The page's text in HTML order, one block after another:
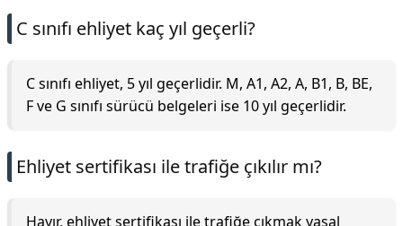
C sınıfı ehliyet kaç yıl geçerli?
C sınıfı ehliyet, 5 yıl geçerlidir. M, A1, A2, A, B1, B, BE,
F ve G sınıfı sürücü belgeleri ise 10 yıl geçerlidir.
Ehliyet sertifikası ile trafiğe çıkılır mı?
Hayır, ehliyet sertifikası ile trafiğe çıkmak yasal